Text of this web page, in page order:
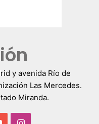
y avenida Río de
Las Mercedes.
Miranda.